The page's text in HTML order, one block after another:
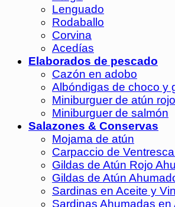
Lenguado
Rodaballo
Corvina
Acedías
Elaborados de pescado
Cazón en adobo
Albóndigas de choco y
Miniburguer de atún rojo
Miniburguer de salmón
Salazones & Conservas
Mojama de atún
Carpaccio de
Gildas de Atún Rojo
Gildas de Atún
Sardinas en Aceite y
Sardinas Ahumadas en